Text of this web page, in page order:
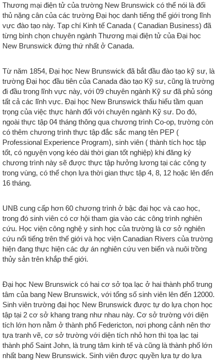
Thương mại điện tử của trường New Brunswick có thể nói là đối
thủ nặng cân của các trường Đại học danh tiếng thế giới trong lĩnh
vực đào tạo này. Tạp chí Kinh tế Canada ( Canadian Business) đã
từng bình chọn chuyên ngành Thương mại điện tử của Đại học
New Brunswick đứng thứ nhất ở Canada.
Từ năm 1854, Đại học New Brunswick đã bắt đầu đào tạo kỹ sư, là
trường Đại học đầu tiên của Canada đào tạo Kỹ sư, cũng là trường
đi đầu trong lĩnh vực này, với 09 chuyên ngành Kỹ sư đã phủ sóng
tất cả các lĩnh vực. Đại học New Brunswick thấu hiểu tầm quan
trọng của việc thực hành đối với chuyên ngành Kỹ sư. Do đó,
ngoài thực tập 04 tháng thông qua chương trình Co-op, trường còn
có thêm chương trình thực tập đắc sắc mang tên PEP (
Professional Experience Program), sinh viên ( thành tích học tập
tốt, có nguyện vọng kéo dài thời gian tốt nghiệp) khi đăng ký
chương trình này sẽ được thực tập hưởng lương tại các công ty
trong vùng, có thể chọn lựa thời gian thực tập 4, 8, 12 hoặc lên đến
16 tháng.
UNB cung cấp hơn 60 chương trình ở bậc đại học và cao học,
trong đó sinh viên có cơ hội tham gia vào các công trình nghiên
cứu. Học viện công nghệ y sinh học của trường là cơ sở nghiên
cứu nổi tiếng trên thế giới và học viện Canadian Rivers của trường
hiện đang thực hiện các dự án nghiên cứu ven biển và nuôi trồng
thủy sản trên khắp thế giới.
Đại học New Brunswick có hai cơ sở tọa lạc ở hai thành phố trung
tâm của bang New Brunswick, với tổng số sinh viên lên đến 12000.
Sinh viên trường đại học New Brunswick được tự do lựa chọn học
tập tại 2 cơ sở khang trang như nhau này. Cơ sở trường với diện
tích lớn hơn nằm ở thành phố Federicton, nơi phong cảnh nên thơ
tựa tranh vẽ, cơ sở trường với diện tích nhỏ hơn thì tọa lạc tại
thành phố Saint John, là trung tâm kinh tế và cũng là thành phố lớn
nhất bang New Brunswick. Sinh viên được quyền lựa tự do lựa